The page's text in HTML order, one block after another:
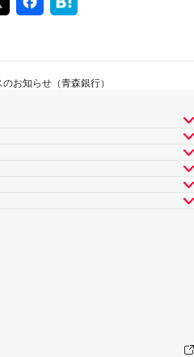
お知らせ（青森銀行）